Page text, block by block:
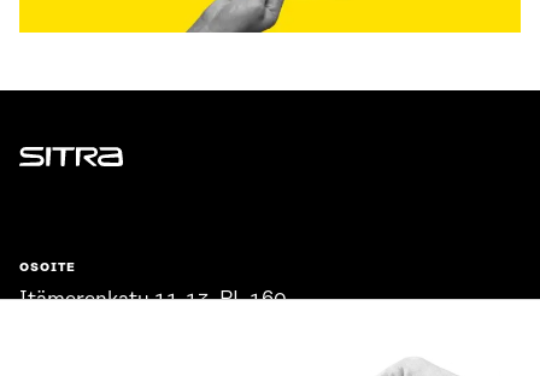
Sitra
OSOITE
Itämerenkatu 11-13, PL 160,